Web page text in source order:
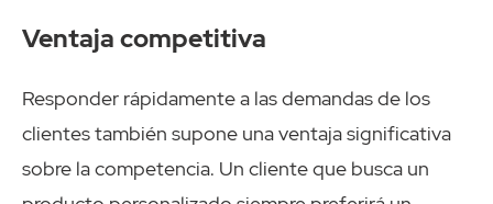
Ventaja competitiva
Responder rápidamente a las demandas de los
clientes también supone una ventaja significativa
sobre la competencia. Un cliente que busca un